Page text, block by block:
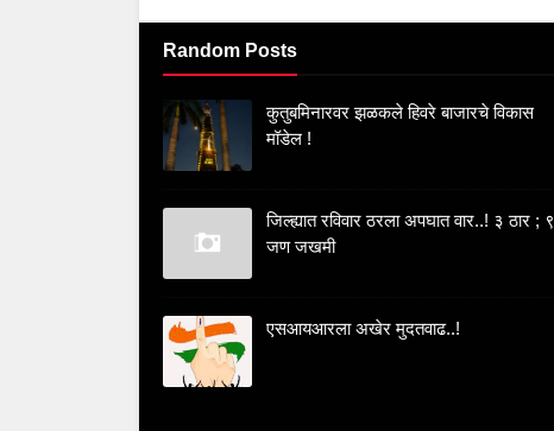
Random Posts
कुतुबमिनारवर झळकले हिवरे बाजारचे विकास
मॉडेल !
जिल्ह्यात रविवार ठरला अपघात वार..! ३ ठार ; ९
जण जखमी
एसआयआरला अखेर मुदतवाढ..!